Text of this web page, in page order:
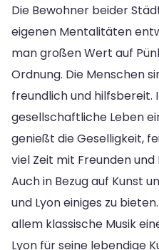
Die Bewohner beider
eigenen Mentalitäten
man großen Wert auf
Ordnung. Die Menschen
freundlich und hilfsbereit.
gesellschaftliche Leben
genießt die Geselligkeit,
viel Zeit mit Freunden und
Auch in Bezug auf Kunst
und Lyon einiges zu
allem klassische Musik
Lyon für seine lebendige